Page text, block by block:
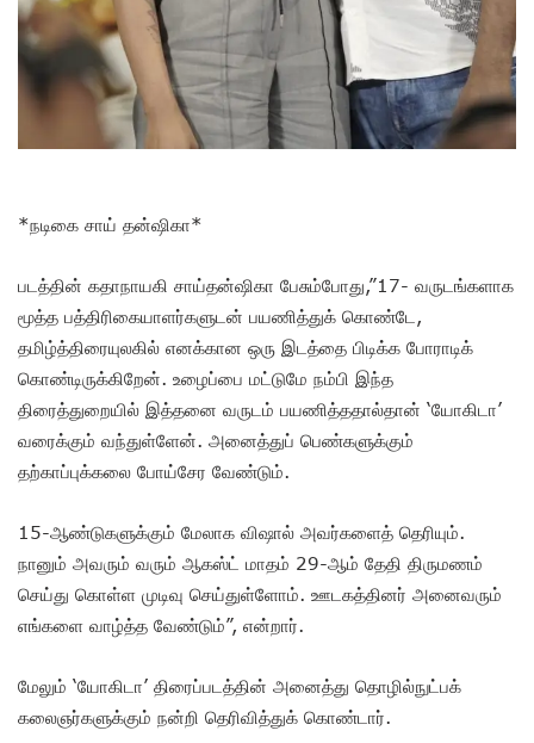
*நடிகை சாய் தன்ஷிகா*
படத்தின் கதாநாயகி சாய்தன்ஷிகா பேசும்போது,”17- வருடங்களாக
மூத்த பத்திரிகையாளர்களுடன் பயணித்துக் கொண்டே,
தமிழ்த்திரையுலகில் எனக்கான ஒரு இடத்தை பிடிக்க போராடிக்
கொண்டிருக்கிறேன். உழைப்பை மட்டுமே நம்பி இந்த
திரைத்துறையில் இத்தனை வருடம் பயணித்ததால்தான் ‘யோகிடா’
வரைக்கும் வந்துள்ளேன். அனைத்துப் பெண்களுக்கும்
தற்காப்புக்கலை போய்சேர வேண்டும்.
15-ஆண்டுகளுக்கும் மேலாக விஷால் அவர்களைத் தெரியும்.
நானும் அவரும் வரும் ஆகஸ்ட் மாதம் 29-ஆம் தேதி திருமணம்
செய்து கொள்ள முடிவு செய்துள்ளோம். ஊடகத்தினர் அனைவரும்
எங்களை வாழ்த்த வேண்டும்”, என்றார்.
மேலும் ‘யோகிடா’ திரைப்படத்தின் அனைத்து தொழில்நுட்பக்
கலைஞர்களுக்கும் நன்றி தெரிவித்துக் கொண்டார்.